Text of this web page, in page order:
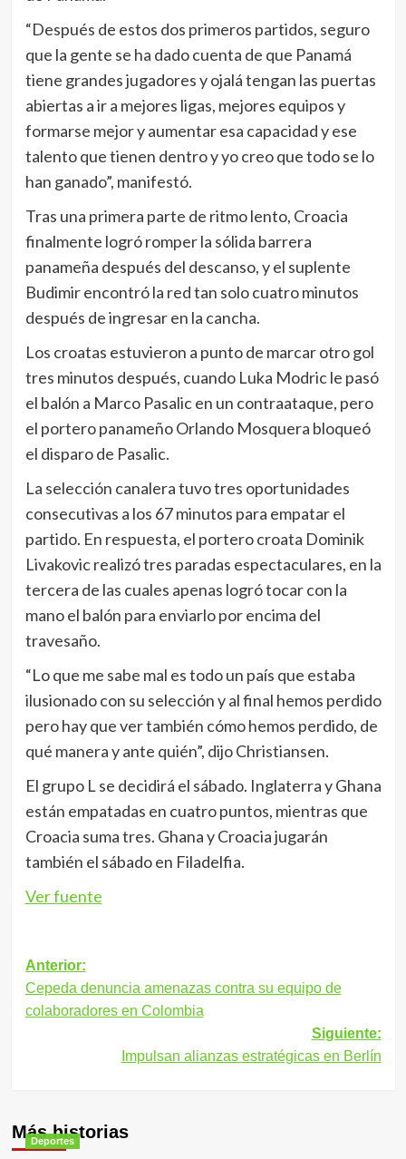
“Después de estos dos primeros partidos, seguro
que la gente se ha dado cuenta de que Panamá
tiene grandes jugadores y ojalá tengan las puertas
abiertas a ir a mejores ligas, mejores equipos y
formarse mejor y aumentar esa capacidad y ese
talento que tienen dentro y yo creo que todo se lo
han ganado”, manifestó.
Tras una primera parte de ritmo lento, Croacia
finalmente logró romper la sólida barrera
panameña después del descanso, y el suplente
Budimir encontró la red tan solo cuatro minutos
después de ingresar en la cancha.
Los croatas estuvieron a punto de marcar otro gol
tres minutos después, cuando Luka Modric le pasó
el balón a Marco Pasalic en un contraataque, pero
el portero panameño Orlando Mosquera bloqueó
el disparo de Pasalic.
La selección canalera tuvo tres oportunidades
consecutivas a los 67 minutos para empatar el
partido. En respuesta, el portero croata Dominik
Livakovic realizó tres paradas espectaculares, en la
tercera de las cuales apenas logró tocar con la
mano el balón para enviarlo por encima del
travesaño.
“Lo que me sabe mal es todo un país que estaba
ilusionado con su selección y al final hemos perdido
pero hay que ver también cómo hemos perdido, de
qué manera y ante quién”, dijo Christiansen.
El grupo L se decidirá el sábado. Inglaterra y Ghana
están empatadas en cuatro puntos, mientras que
Croacia suma tres. Ghana y Croacia jugarán
también el sábado en Filadelfia.
Ver fuente
Navegación
de
Anterior:
Cepeda denuncia amenazas contra su equipo de
colaboradores en Colombia
Siguiente:
Impulsan alianzas estratégicas en Berlín
Más historias
Deportes